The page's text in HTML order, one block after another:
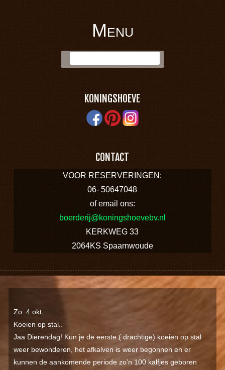
BOERDERIJ
KONINGSHOEVE
Menu
KONINGSHOEVE
CONTACT
VOOR RESERVERINGEN:
06- 50647048
of email ons:
boerderij@koningshoevebv.nl
KERKWEG 33
2064KS Spaarnwoude
Zo. 4 okt.
Koeien op stal..
Jaa Dierendag! Kun je de eerste ( drachtige) koeien op stal
weer bewonderen, het afkalven is weer begonnen en er
kunnen de aankomende periode zo’n 100 kalfjes geboren